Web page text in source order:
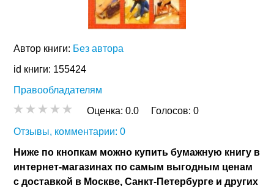
Автор книги: Без автора
id книги: 155424
Правообладателям
Оценка:0.0 Голосов:0
Отзывы, комментарии: 0
Ниже по кнопкам можно купить бумажную книгу в
интернет-магазинах по самым выгодным ценам
с доставкой в Москве, Санкт-Петербурге и других